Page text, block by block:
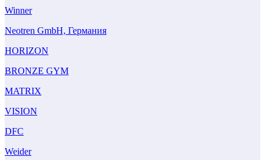
Winner
Neotren GmbH, Германия
HORIZON
BRONZE GYM
MATRIX
VISION
DFC
Weider